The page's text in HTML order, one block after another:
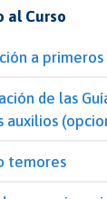
al Curso
a primeros
de las
auxilios
temores